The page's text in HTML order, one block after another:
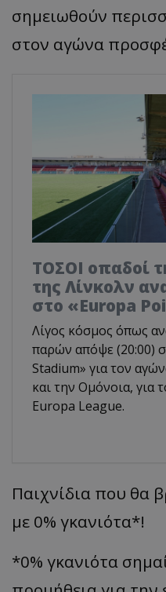
σημειωθούν
στον αγώνα
ΤΟΣΟΙ οπαδοί
της Λίνκολν
στο «Europa
Λίγος κόσμος όπως
παρών απόψε (20:00)
Stadium» για τον
και την Ομόνοια, για
Europa League.
Παιχνίδια που θα
με 0% γκανιότα*!
*0% γκανιότα